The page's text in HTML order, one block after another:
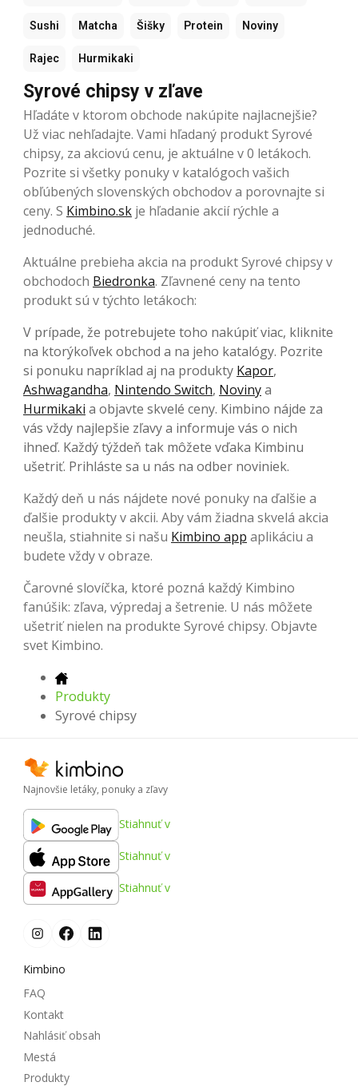
Sushi Matcha Šišky Protein Noviny
Rajec Hurmikaki
Syrové chipsy v zľave
Hľadáte v ktorom obchode nakúpite najlacnejšie?
Už viac nehľadajte. Vami hľadaný produkt Syrové
chipsy, za akciovú cenu, je aktuálne v 0 letákoch.
Pozrite si všetky ponuky v katalógoch vašich
obľúbených slovenských obchodov a porovnajte si
ceny. S Kimbino.sk je hľadanie akcií rýchle a
jednoduché.
Aktuálne prebieha akcia na produkt Syrové chipsy v
obchodoch Biedronka. Zľavnené ceny na tento
produkt sú v týchto letákoch:
V prípade, že potrebujete toho nakúpiť viac, kliknite
na ktorýkoľvek obchod a na jeho katalógy. Pozrite
si ponuku napríklad aj na produkty Kapor,
Ashwagandha, Nintendo Switch, Novinya
Hurmikaki a objavte skvelé ceny. Kimbino nájde za
vás vždy najlepšie zľavy a informuje vás o nich
ihneď. Každý týždeň tak môžete vďaka Kimbinu
ušetriť. Prihláste sa u nás na odber noviniek.
Každý deň u nás nájdete nové ponuky na ďalšie a
ďalšie produkty v akcii. Aby vám žiadna skvelá akcia
neušla, stiahnite si našu Kimbino app aplikáciu a
budete vždy v obraze.
Čarovné slovíčka, ktoré pozná každý Kimbino
fanúšik: zľava, výpredaj a šetrenie. U nás môžete
ušetriť nielen na produkte Syrové chipsy. Objavte
svet Kimbino.
Produkty
Syrové chipsy
Najnovšie letáky, ponuky a zľavy
Stiahnuť v
Stiahnuť v
Stiahnuť v
Kimbino
FAQ
Kontakt
Nahlásiť obsah
Mestá
Produkty